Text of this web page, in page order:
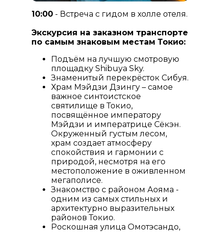
10:00 - Встреча с гидом в холле отеля.
Экскурсия на заказном транспорте
по самым знаковым местам Токио:
Подъём на лучшую смотровую
площадку Shibuya Sky.
Знаменитый перекрёсток Сибуя.
Храм Мэйдзи Дзингу – самое
важное синтоистское
святилище в Токио,
посвящённое императору
Мэйдзи и императрице Сёкэн.
Окруженный густым лесом,
храм создает атмосферу
спокойствия и гармонии с
природой, несмотря на его
местоположение в оживленном
мегаполисе.
Знакомство с районом Аояма -
одним из самых стильных и
архитектурно выразительных
районов Токио.
Роскошная улица Омотэсандо,